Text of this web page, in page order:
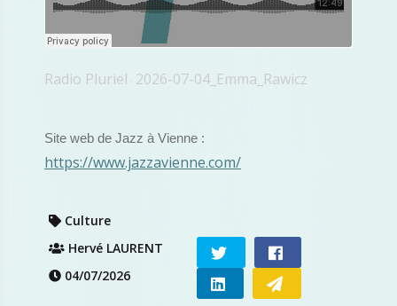
Radio Pluriel · 2026-07-04_Emma_Rawicz
Site web de Jazz à Vienne :
https://www.jazzavienne.com/
Culture
Hervé LAURENT
04/07/2026